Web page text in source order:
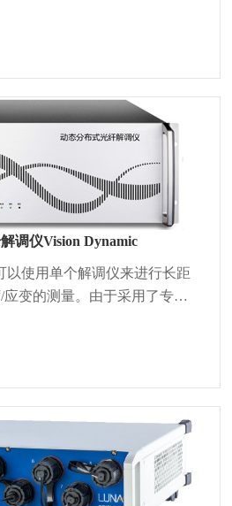
适应各种测试...
调仪Vision Dynamic
以使用单个解调仪来进行长距
变的测量。由于采用了专有
精度、...